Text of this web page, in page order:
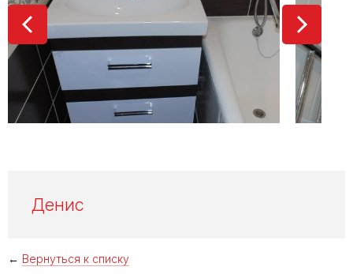
Денис
← Вернуться к списку